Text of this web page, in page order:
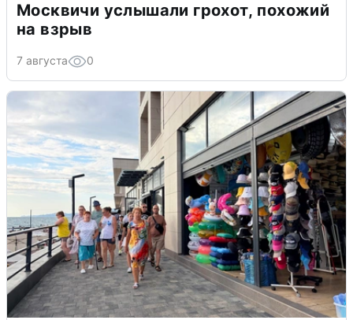
Москвичи услышали грохот, похожий
на взрыв
7 августа 0